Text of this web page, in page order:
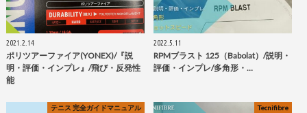
2021.2.14
ポリツアーファイア(YONEX)/『説
明・評価・インプレ』/飛び・反発性
能
2022.5.11
RPMブラスト 125（Babolat）/説明・
評価・インプレ/多角形・…
テニス 完全ガイドマニュアル Tecnifibre